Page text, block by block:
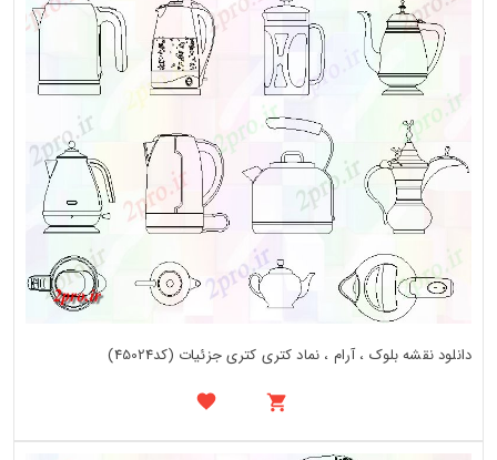
دانلود نقشه بلوک ، آرام ، نماد کتری کتری جزئیات (کد45024)